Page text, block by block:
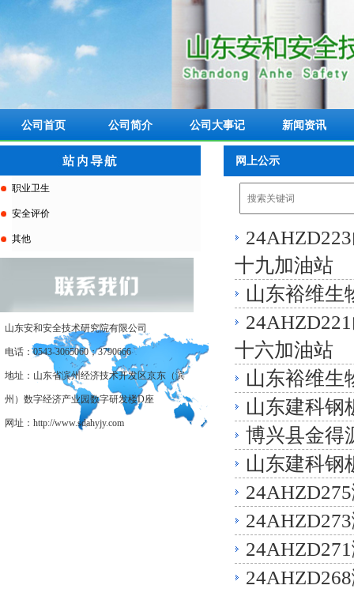
公司首页 公司简介 公司大事记 新闻资讯
职业卫生
安全评价
其他
山东安和安全技术研究院有限公司
电话：0543-3065060；3790666
地址：山东省滨州经济技术开发区京东（滨
州）数字经济产业园数字研发楼D座
网址：http://www.sdahyjy.com
网上公示
十九加油站
山东裕维生
十六加油站
山东裕维生
山东建科钢
博兴县金得
山东建科钢